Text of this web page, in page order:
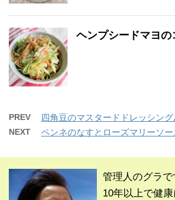
ヘンプシードマヨの
PREV 四角豆のマスタードドレッシング
NEXT ペンネのなすとローズマリーソー
管理人のグラ
10年以上で健